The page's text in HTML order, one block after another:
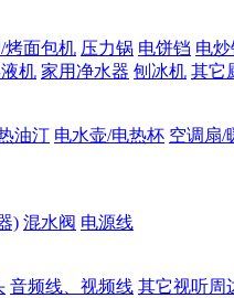
烤面包机 压力锅 电饼铛 电
机 家用净水器 刨冰机 其它
油汀 电水壶/电热杯 空调扇/
) 混水阀 电源线
音频线、视频线 其它视听周